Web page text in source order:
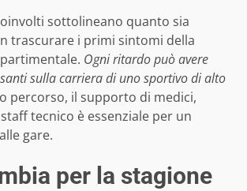
sottolineano quanto sia
trascurare i primi sintomi della
Ogni ritardo può avere
sulla carriera di uno sportivo di alto
percorso, il supporto di medici,
tecnico è essenziale per un
gare.
per la stagione